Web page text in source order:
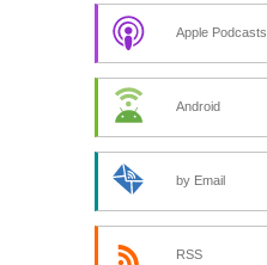
Apple Podcasts
Android
by Email
RSS